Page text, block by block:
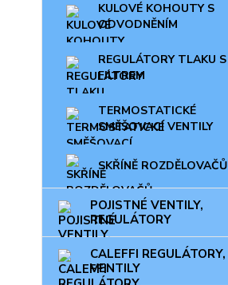
KULOVÉ KOHOUTY S
ODVODNĚNÍM
REGULÁTORY TLAKU S
FILTREM
TERMOSTATICKÉ
SMĚŠOVACÍ VENTILY
SKŘÍNĚ ROZDĚLOVAČŮ
POJISTNÉ VENTILY,
REGULÁTORY
CALEFFI REGULÁTORY,
VENTILY